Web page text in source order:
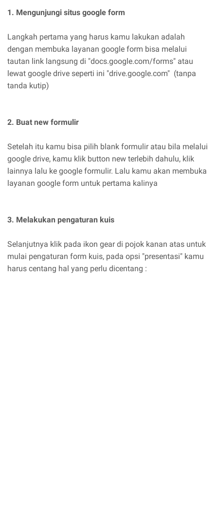
1. Mengunjungi situs google form
Langkah pertama yang harus kamu lakukan adalah
dengan membuka layanan google form bisa melalui
tautan link langsung di "docs.google.com/forms" atau
lewat google drive seperti ini "drive.google.com" (tanpa
tanda kutip)
2. Buat new formulir
Setelah itu kamu bisa pilih blank formulir atau bila melalui
google drive, kamu klik button new terlebih dahulu, klik
lainnya lalu ke google formulir. Lalu kamu akan membuka
layanan google form untuk pertama kalinya
3. Melakukan pengaturan kuis
Selanjutnya klik pada ikon gear di pojok kanan atas untuk
mulai pengaturan form kuis, pada opsi "presentasi" kamu
harus centang hal yang perlu dicentang :